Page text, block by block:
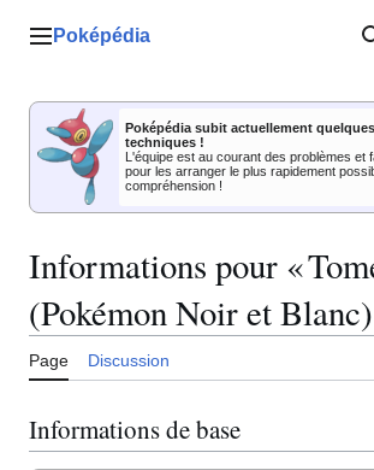
Menu principal
Poképédia
Poképédia subit actuellement
techniques !
L'équipe est au courant des problèmes et
pour les arranger le plus rapidement
compréhension !
Informations pour «
(Pokémon Noir et
Page Discussion
Informations de base